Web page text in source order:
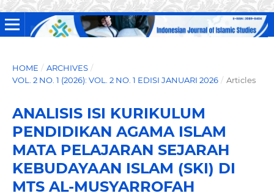
HOME / ARCHIVES /
VOL. 2 NO. 1 (2026): VOL. 2 NO. 1 EDISI JANUARI 2026 / Articles
ANALISIS ISI KURIKULUM
PENDIDIKAN AGAMA ISLAM
MATA PELAJARAN SEJARAH
KEBUDAYAAN ISLAM (SKI) DI
MTS AL-MUSYARROFAH